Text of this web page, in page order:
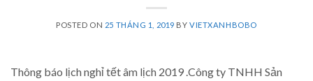
POSTED ON 25 THÁNG 1, 2019 BYVIETXANHBOBO
Thông báo lịch nghỉ tết âm lịch 2019 .Công ty TNHH Sản